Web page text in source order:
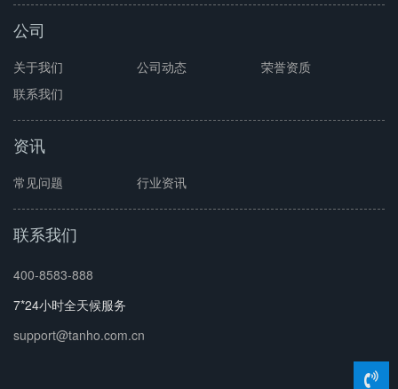
公司
关于我们 公司动态
荣誉资质
联系我们
资讯
常见问题 行业资讯
联系我们
400-8583-888
7*24小时全天候服务
support@tanho.com.cn